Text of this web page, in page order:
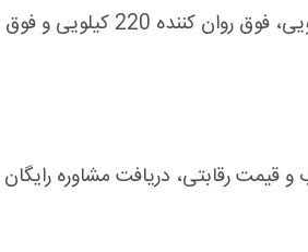
و قیمت رقابتی، دریافت مشاوره